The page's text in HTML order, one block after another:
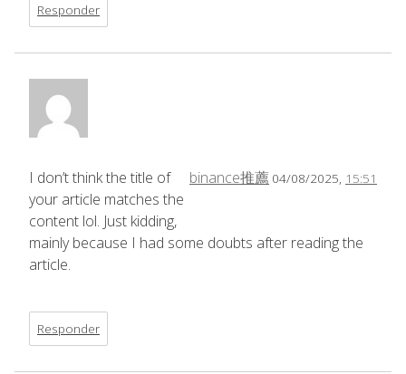
Responder
binance推薦 04/08/2025, 15:51
I don’t think the title of
your article matches the
content lol. Just kidding,
mainly because I had some doubts after reading the
article.
Responder